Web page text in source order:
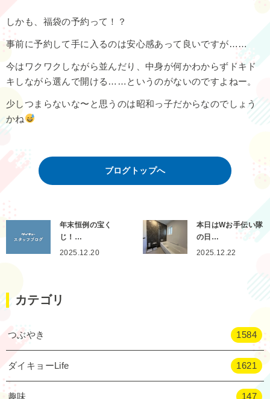
しかも、福袋の予約って！？
事前に予約して手に入るのは安心感あって良いですが……
今はワクワクしながら並んだり、中身が何かわからずドキド
キしながら選んで開ける……というのがないのですよねー。
少しつまらないな〜と思うのは昭和っ子だからなのでしょう
かね
ブログトップへ
年末恒例の宝く
じ！…
2025.12.20
本日はWお手伝い隊
の日…
2025.12.22
カテゴリ
つぶやき 1584
ダイキョーLife 1621
趣味 147